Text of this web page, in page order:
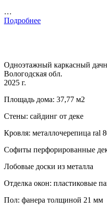
…
Подробнее
Одноэтажный каркасный
Вологодская обл.
2025 г.
Площадь дома: 37,77 м2
Стены: сайдинг от деке
Кровля: металлочерепица ral
Софиты перфорированные
Лобовые доски из металла
Отделка окон: пластиковые
Пол: фанера толщиной 21 мм